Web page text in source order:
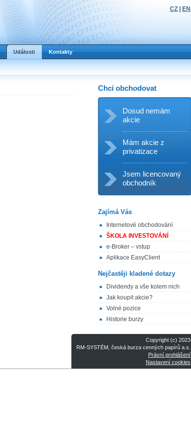
CZ EN
Události Kontakty
Chci obchodovat
Dosud nemám
akcie
Mám akcie z
privatizace
Jsem licencovaný
obchodník
Zajímá Vás
Internetové obchodování
ŠKOLA INVESTOVÁNÍ
e-Broker – vstup
Aplikace EasyClient
Nejčastěji kladené dotazy
Dividendy a vše kolem nich
Jak koupit akcie?
Volné pozice
Historie burzy
Copyright (c) 2023
RM-SYSTÉM, česká burza cenných papírů a.s.
Právní prohlášení
Nastavení cookies